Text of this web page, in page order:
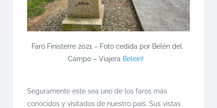
Faro Finisterre 2021 – Foto cedida por Belén del
Campo – Viajera Belein!
Seguramente este sea uno de los faros más
conocidos y visitados de nuestro país. Sus vistas